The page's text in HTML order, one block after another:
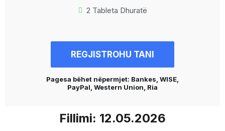
2 Tableta Dhuratë
REGJISTROHU TANI
Pagesa bëhet nëpermjet: Bankes, WISE,
PayPal, Western Union, Ria
Fillimi: 12.05.2026